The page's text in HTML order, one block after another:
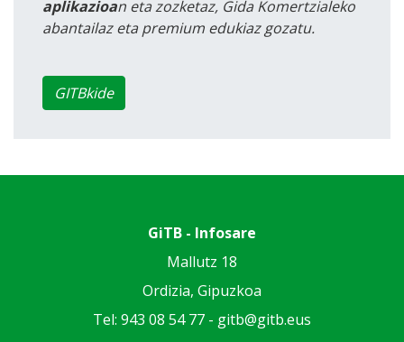
aplikazioan eta zozketaz, Gida Komertzialeko
abantailaz eta premium edukiaz gozatu.
GITBkide
GiTB - Infosare
Mallutz 18
Ordizia, Gipuzkoa
Tel: 943 08 54 77 - gitb@gitb.eus